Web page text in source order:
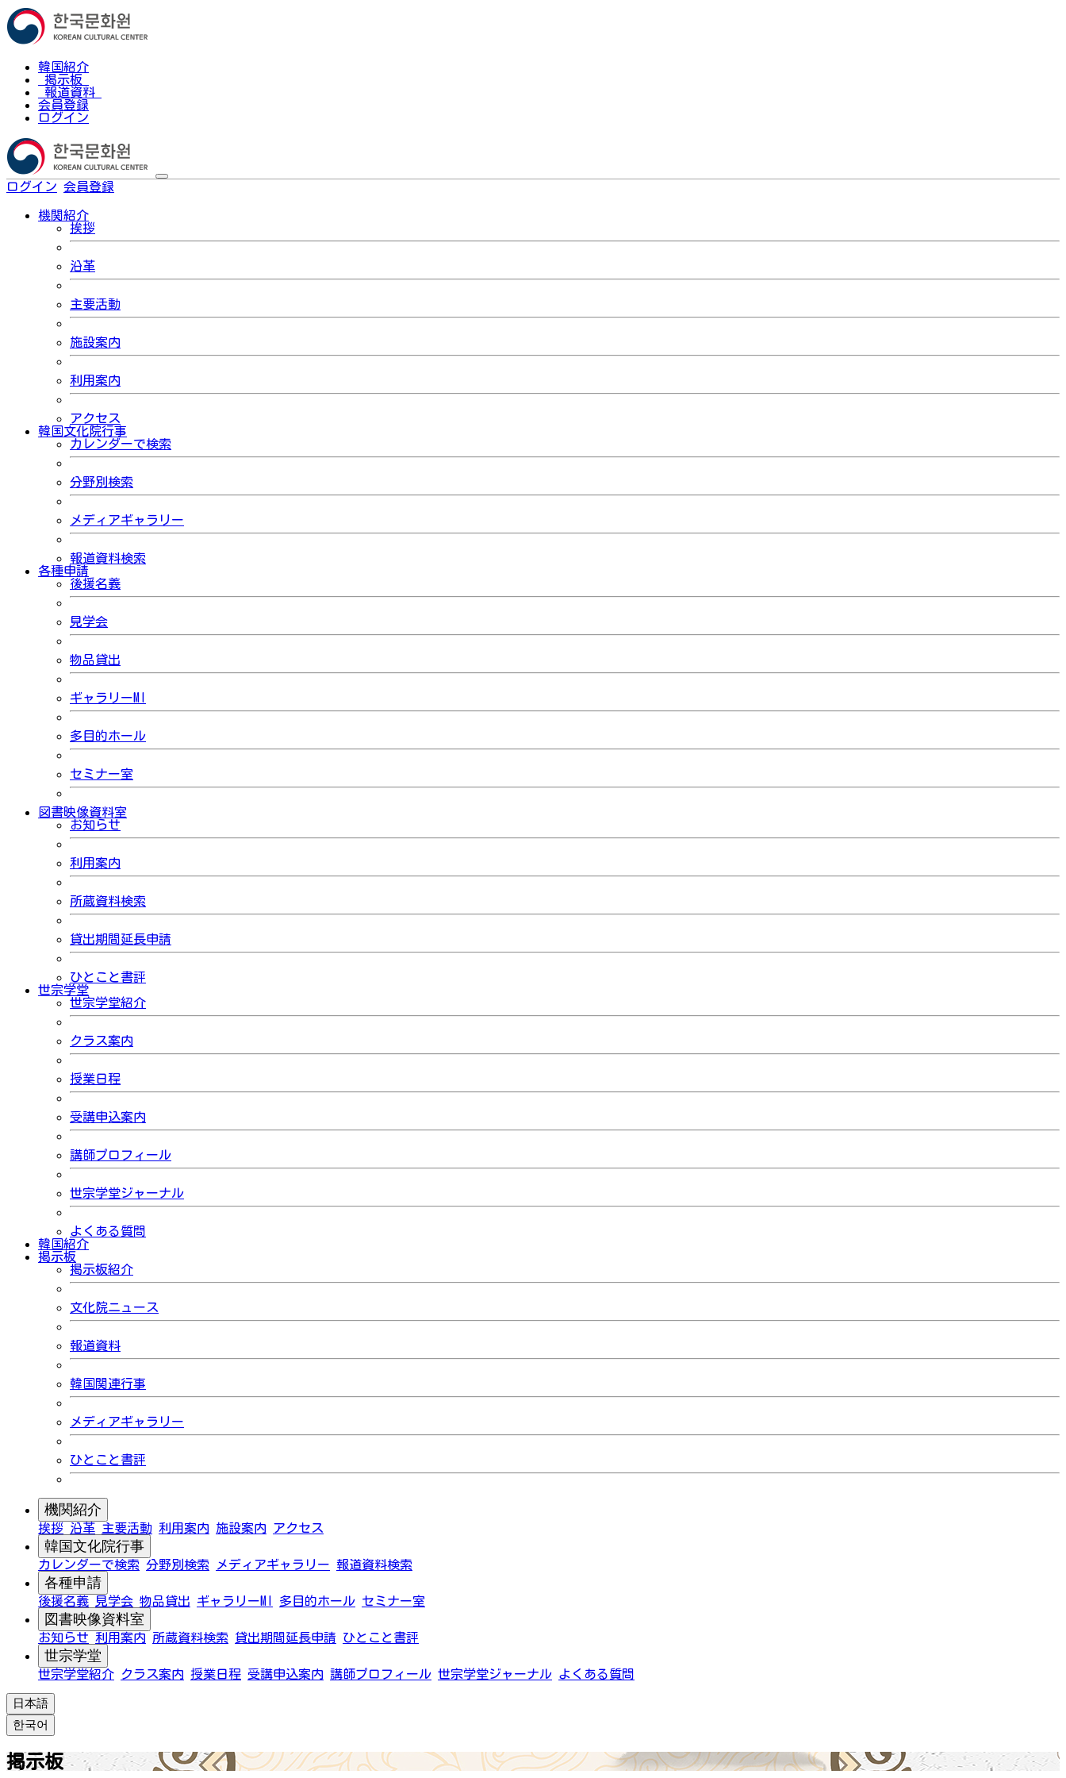
韓国紹介
掲示板
報道資料
会員登録
ログイン
ログイン 会員登録
機関紹介
挨拶
沿革
主要活動
施設案内
利用案内
アクセス
韓国文化院行事
カレンダーで検索
分野別検索
メディアギャラリー
報道資料検索
各種申請
後援名義
見学会
物品貸出
ギャラリーMI
多目的ホール
セミナー室
図書映像資料室
お知らせ
利用案内
所蔵資料検索
貸出期間延長申請
ひとこと書評
世宗学堂
世宗学堂紹介
クラス案内
授業日程
受講申込案内
講師プロフィール
世宗学堂ジャーナル
よくある質問
韓国紹介
掲示板
掲示板紹介
文化院ニュース
報道資料
韓国関連行事
メディアギャラリー
ひとこと書評
機関紹介
挨拶 沿革 主要活動 利用案内 施設案内 アクセス
韓国文化院行事
カレンダーで検索 分野別検索 メディアギャラリー 報道資料検索
各種申請
後援名義 見学会 物品貸出 ギャラリーMI 多目的ホール セミナー室
図書映像資料室
お知らせ 利用案内 所蔵資料検索 貸出期間延長申請 ひとこと書評
世宗学堂
世宗学堂紹介 クラス案内 授業日程 受講申込案内 講師プロフィール 世宗学堂ジャーナル よくある質問
日本語
한국어
掲示板